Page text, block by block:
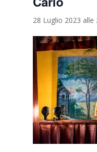
28 Luglio 2023 alle